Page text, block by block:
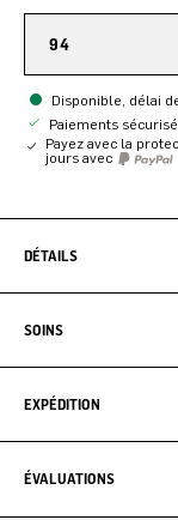
94
Disponible, délai
Paiements
Payez avec la
jours avec
DÉTAILS
SOINS
EXPÉDITION
ÉVALUATIONS